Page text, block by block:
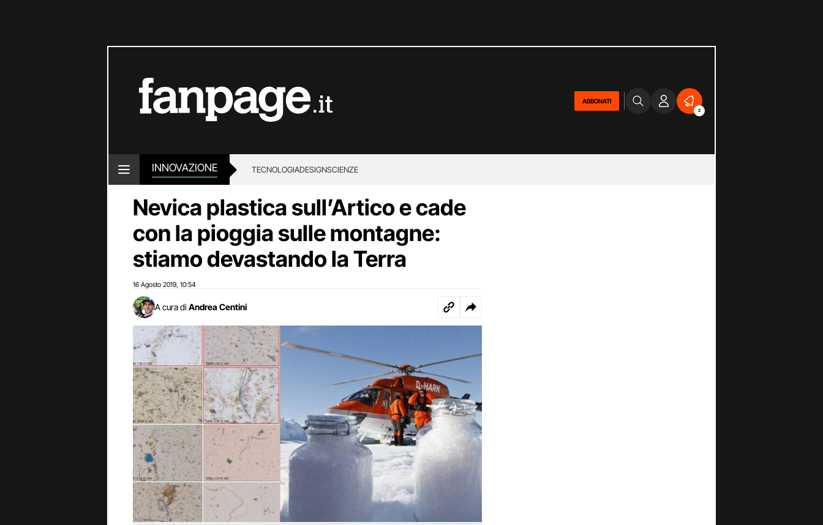
ABBONATI
2
INNOVAZIONE TECNOLOGIADESIGNSCIENZE
Nevica plastica sull’Artico e cade
con la pioggia sulle montagne:
stiamo devastando la Terra
16 Agosto 2019 10:54
A cura di Andrea Centini